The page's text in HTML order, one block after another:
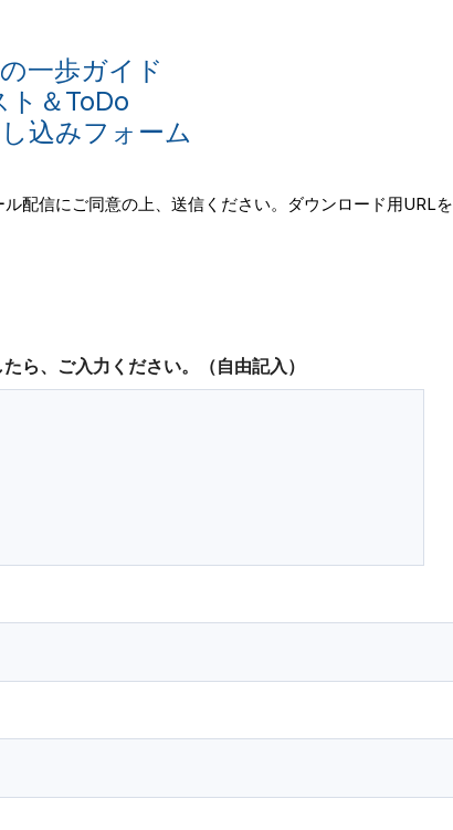
一歩ガイド
＆ToDo
込みフォーム
配信にご同意の上、送信ください。ダウンロード用URLを
ら、ご入力ください。（自由記入）